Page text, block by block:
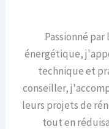
Passionné
énergétique,
technique et
conseiller,
leurs projets de
tout en